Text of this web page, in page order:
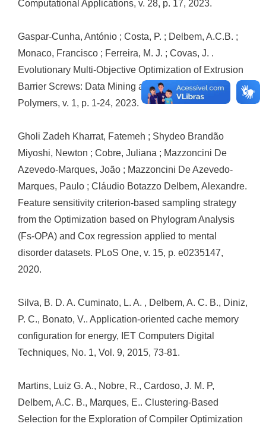
Computational Applications, v. 28, p. 17, 2023.
Gaspar-Cunha, António ; Costa, P. ; Delbem, A.C.B. ;
Monaco, Francisco ; Ferreira, M. J. ; Covas, J. .
Evolutionary Multi-Objective Optimization of Extrusion
Barrier Screws: Data Mining and Decision Making.
Polymers, v. 1, p. 1-24, 2023.
Gholi Zadeh Kharrat, Fatemeh ; Shydeo Brandão
Miyoshi, Newton ; Cobre, Juliana ; Mazzoncini De
Azevedo-Marques, João ; Mazzoncini De Azevedo-
Marques, Paulo ; Cláudio Botazzo Delbem, Alexandre.
Feature sensitivity criterion-based sampling strategy
from the Optimization based on Phylogram Analysis
(Fs-OPA) and Cox regression applied to mental
disorder datasets. PLoS One, v. 15, p. e0235147,
2020.
Silva, B. D. A. Cuminato, L. A. , Delbem, A. C. B., Diniz,
P. C., Bonato, V.. Application-oriented cache memory
configuration for energy, IET Computers Digital
Techniques, No. 1, Vol. 9, 2015, 73-81.
Martins, Luiz G. A., Nobre, R., Cardoso, J. M. P,
Delbem, A.C. B., Marques, E.. Clustering-Based
Selection for the Exploration of Compiler Optimization